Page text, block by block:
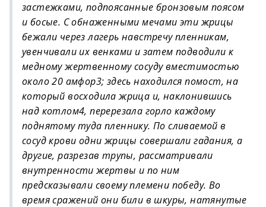
застежками, подпоясанные бронзовым поясом
и босые. С обнаженными мечами эти жрицы
бежали через лагерь навстречу пленникам,
увенчивали их венками и затем подводили к
медному жертвенному сосуду вместимостью
около 20 амфор3; здесь находился помост, на
который восходила жрица и, наклонившись
над котлом4, перерезала горло каждому
поднятому туда пленнику. По сливаемой в
сосуд крови одни жрицы совершали гадания, а
другие, разрезав трупы, рассматривали
внутренности жертвы и по ним
предсказывали своему племени победу. Во
время сражений они били в шкуры, натянутые